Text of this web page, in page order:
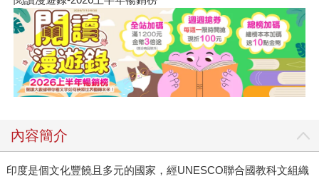
內容簡介
印度是個文化豐饒且多元的國家，經UNESCO聯合國教科文組織